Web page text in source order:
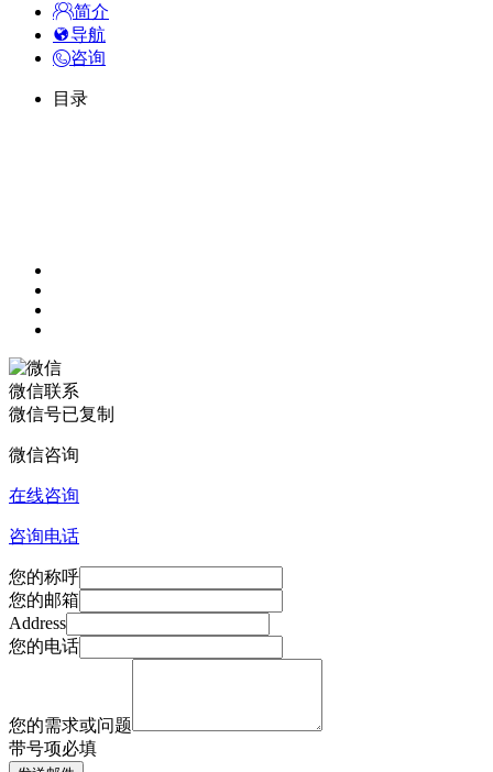
简介
导航
咨询
目录
微信联系
微信号已复制
微信咨询
在线咨询
咨询电话
您的称呼
您的邮箱
Address
您的电话
您的需求或问题
带号项必填